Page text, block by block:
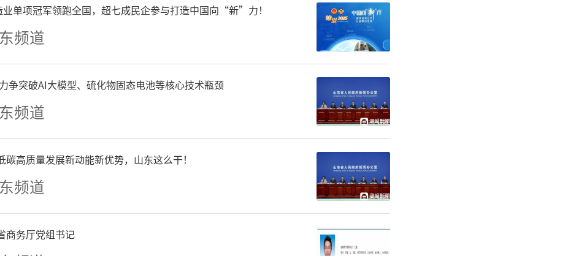
年，将聚焦国家和省市人才工作部
要素资源，聚力改革攻坚，推动博士后
式发展。一是进一步优化平台布局。瞄
沿和重点领域，围绕专精特新、单项冠
企业，进行专项平台培育建设辅导，支
所、龙头企业发挥更大作用，争取新建
载体。二是进一步强化引育创新。围绕
单项冠军领跑全国，超七成民企参与打造中国向“新”力！
频道
争突破AI大模型、硫化物固态电池等核心技术瓶颈
频道
碳高质量发展新动能新优势，山东这么干！
频道
商务厅党组书记